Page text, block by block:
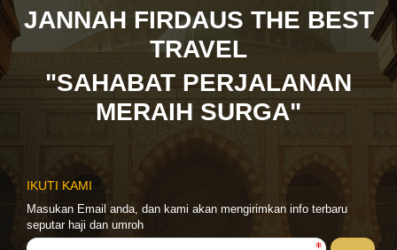
JANNAH FIRDAUS THE BEST
TRAVEL
"SAHABAT PERJALANAN
MERAIH SURGA"
IKUTI KAMI
Masukan Email anda, dan kami akan mengirimkan info terbaru
seputar haji dan umroh